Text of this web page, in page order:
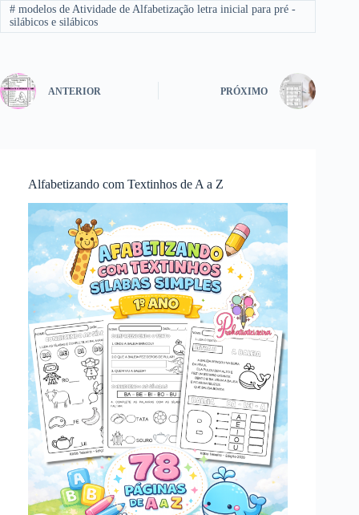
#modelos de Atividade de Alfabetização letra inicial para pré -
silábicos e silábicos
ANTERIOR PRÓXIMO
Alfabetizando com Textinhos de A a Z